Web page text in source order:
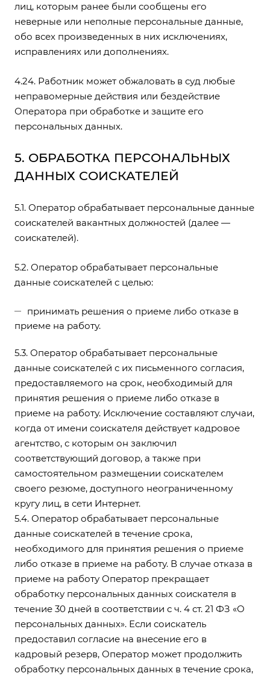
лиц, которым ранее были сообщены его
неверные или неполные персональные данные,
обо всех произведенных в них исключениях,
исправлениях или дополнениях.
4.24. Работник может обжаловать в суд любые
неправомерные действия или бездействие
Оператора при обработке и защите его
персональных данных.
5. ОБРАБОТКА ПЕРСОНАЛЬНЫХ
ДАННЫХ СОИСКАТЕЛЕЙ
5.1. Оператор обрабатывает персональные данные
соискателей вакантных должностей (далее —
соискателей).
5.2. Оператор обрабатывает персональные
данные соискателей с целью:
принимать решения о приеме либо отказе в
приеме на работу.
5.3. Оператор обрабатывает персональные
данные соискателей с их письменного согласия,
предоставляемого на срок, необходимый для
принятия решения о приеме либо отказе в
приеме на работу. Исключение составляют случаи,
когда от имени соискателя действует кадровое
агентство, с которым он заключил
соответствующий договор, а также при
самостоятельном размещении соискателем
своего резюме, доступного неограниченному
кругу лиц, в сети Интернет.
5.4. Оператор обрабатывает персональные
данные соискателей в течение срока,
необходимого для принятия решения о приеме
либо отказе в приеме на работу. В случае отказа в
приеме на работу Оператор прекращает
обработку персональных данных соискателя в
течение 30 дней в соответствии с ч. 4 ст. 21 ФЗ «О
персональных данных». Если соискатель
предоставил согласие на внесение его в
кадровый резерв, Оператор может продолжить
обработку персональных данных в течение срока,